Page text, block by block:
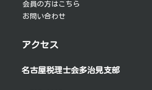
会員の方はこちら
お問い合わせ
アクセス
名古屋税理士会多治見支部